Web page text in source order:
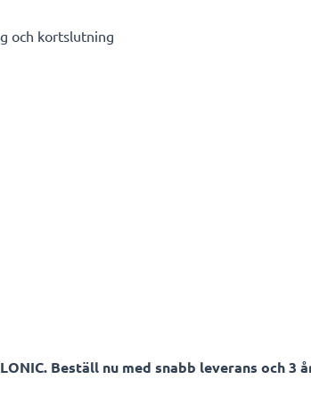
och kortslutning
Beställ nu med snabb leverans och 3